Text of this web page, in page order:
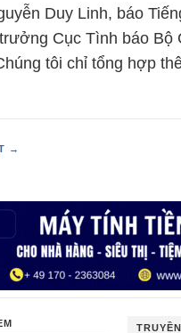
Duy Linh, báo
Cục Tình báo Bộ
tôi chỉ tổng hợp
→